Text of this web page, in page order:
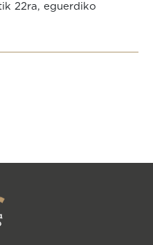
22ra, eguerdiko